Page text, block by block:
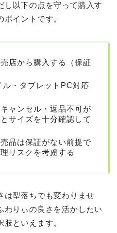
し以下の点を守って購入す
イントです。
店から購入する（保証
・タブレットPC対応
ャンセル・返品不可が
サイズを十分確認して
品は保証がない前提で
リスクを考慮する
は型落ちでも変わりませ
わりぃの良さを活かしたい
といえます。